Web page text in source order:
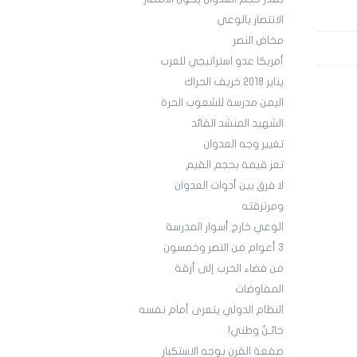
الانتصار بالوعي
مخاض النصر
أمريكا عدو استراتيجي للعرب
يناير 2018 خريف الحراك
اليمن مدرسة للشعوب الحرة
الشهيد المنشد القائد
تغيير وجه العدوان
تعز قيمة بحجم القيم
لا فرق بين أدوات العدوان
ومرتزقته
الوعي خارج أسوار المدرسة
3 أعوام من النصر وخمسون
من فضاء الحرب إلى أزقة
المفاوضات
النظام الدولي يتعرى أمام نفسه
خائـنٌ وطني!
صفعة القرن بوجه الاستكبار